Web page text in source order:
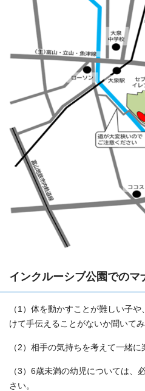
インクルーシブ公園でのマ
（1）体を動かすことが難しい子
けて手伝えることがないか聞いてみ
（2）相手の気持ちを考えて一緒
（3）6歳未満の幼児については、
さい。